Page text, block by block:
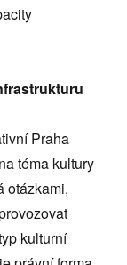
Praha
téma kultury
otázkami,
kulturní